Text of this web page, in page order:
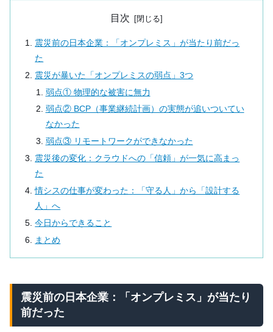
目次
震災前の日本企業：「オンプレミス」が当たり前だっ
た
震災が暴いた「オンプレミスの弱点」3つ
弱点① 物理的な被害に無力
弱点② BCP（事業継続計画）の実態が追いついてい
なかった
弱点③ リモートワークができなかった
震災後の変化：クラウドへの「信頼」が一気に高まっ
た
情シスの仕事が変わった：「守る人」から「設計する
人」へ
今日からできること
まとめ
震災前の日本企業：「オンプレミス」が当たり
前だった